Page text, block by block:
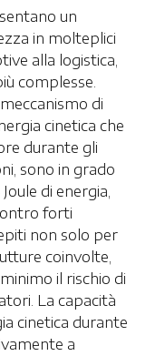
un
in molteplici
alla logistica,
complesse.
di
cinetica che
durante gli
sono in grado
di energia,
forti
non solo per
coinvolte,
il rischio di
La capacità
cinetica durante
a